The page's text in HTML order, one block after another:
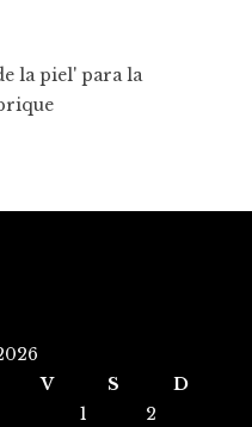
la piel' para la
V S
D
1
2